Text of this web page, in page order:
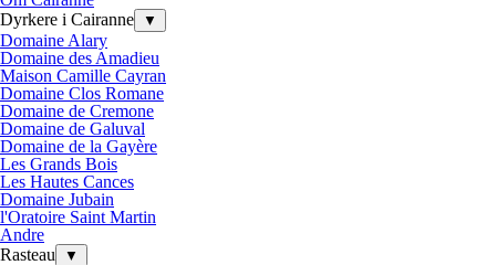
Dyrkere i Cairanne
▼
Domaine Alary
Domaine des Amadieu
Maison Camille Cayran
Domaine Clos Romane
Domaine de Cremone
Domaine de Galuval
Domaine de la Gayère
Les Grands Bois
Les Hautes Cances
Domaine Jubain
l'Oratoire Saint Martin
Andre
Rasteau
▼